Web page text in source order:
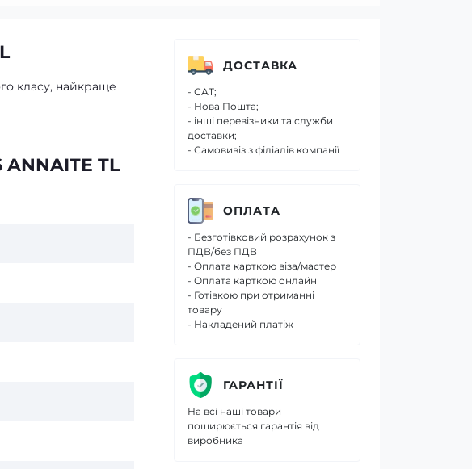
класу, найкраще
TL
ДОСТАВКА
- САТ;
- Нова Пошта;
- інші перевізники та служби
доставки;
- Самовивіз з філіалів компанії
ОПЛАТА
- Безготівковий розрахунок з
ПДВ/без ПДВ
- Оплата карткою віза/мастер
- Оплата карткою онлайн
- Готівкою при отриманні
товару
- Накладений платіж
ГАРАНТІЇ
На всі наші товари
поширюється гарантія від
виробника